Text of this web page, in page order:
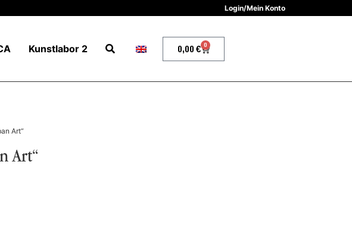
Login/Mein Konto
Kunstlabor 2 0,00 € 0
Art“
Art“